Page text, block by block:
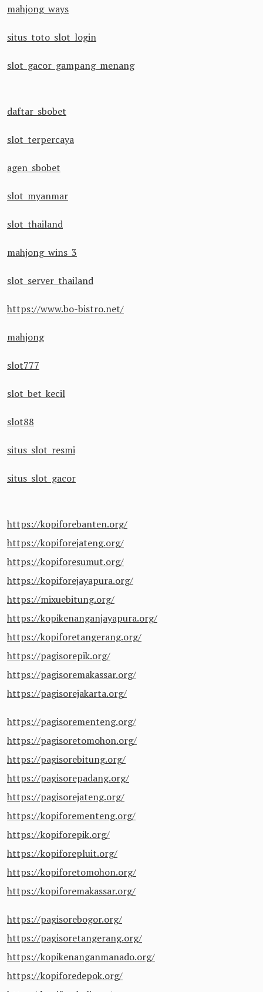
mahjong ways
situs toto slot login
slot gacor gampang menang
daftar sbobet
slot terpercaya
agen sbobet
slot myanmar
slot thailand
mahjong wins 3
slot server thailand
https://www.bo-bistro.net/
mahjong
slot777
slot bet kecil
slot88
situs slot resmi
situs slot gacor
https://kopiforebanten.org/
https://kopiforejateng.org/
https://kopiforesumut.org/
https://kopiforejayapura.org/
https://mixuebitung.org/
https://kopikenanganjayapura.org/
https://kopiforetangerang.org/
https://pagisorepik.org/
https://pagisoremakassar.org/
https://pagisorejakarta.org/
https://pagisorementeng.org/
https://pagisoretomohon.org/
https://pagisorebitung.org/
https://pagisorepadang.org/
https://pagisorejateng.org/
https://kopiforementeng.org/
https://kopiforepik.org/
https://kopiforepluit.org/
https://kopiforetomohon.org/
https://kopiforemakassar.org/
https://pagisorebogor.org/
https://pagisoretangerang.org/
https://kopikenanganmanado.org/
https://kopiforedepok.org/